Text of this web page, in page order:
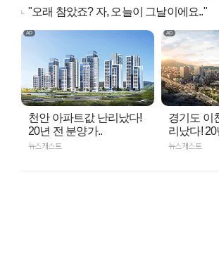
"오래 참았죠? 자, 오늘이 그날이에요.."
천안 아파트값 난리났다!
20년 전 분양가..
뉴스캐스트
경기도 이
리났다!
뉴스캐스트